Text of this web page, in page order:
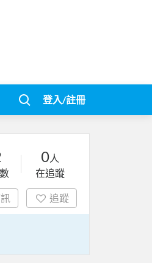
登入/註冊
0人
在追蹤
追蹤